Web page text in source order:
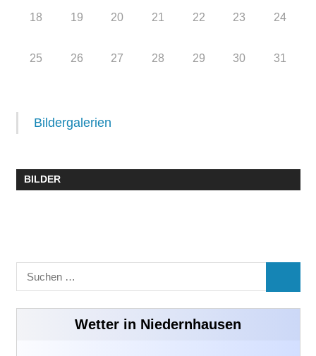
18 19 20 21 22 23 24
25 26 27 28 29 30 31
Bildergalerien
BILDER
Suchen
nach:
Wetter in Niedernhausen